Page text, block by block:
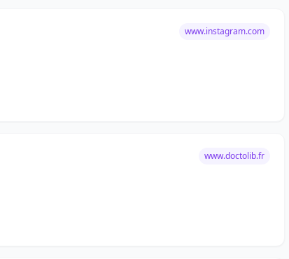
www.instagram.com
www.doctolib.fr